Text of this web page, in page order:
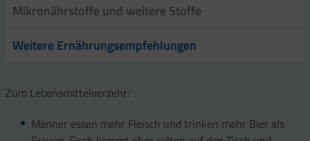
Mikronährstoffe und weitere Stoffe
Weitere Ernährungsempfehlungen
Zum Lebensmittelverzehr:
Männer essen mehr Fleisch und trinken mehr Bier als